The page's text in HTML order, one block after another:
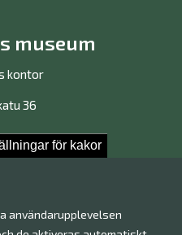
för kakor
användarupplevelsen
museum
kontor
36